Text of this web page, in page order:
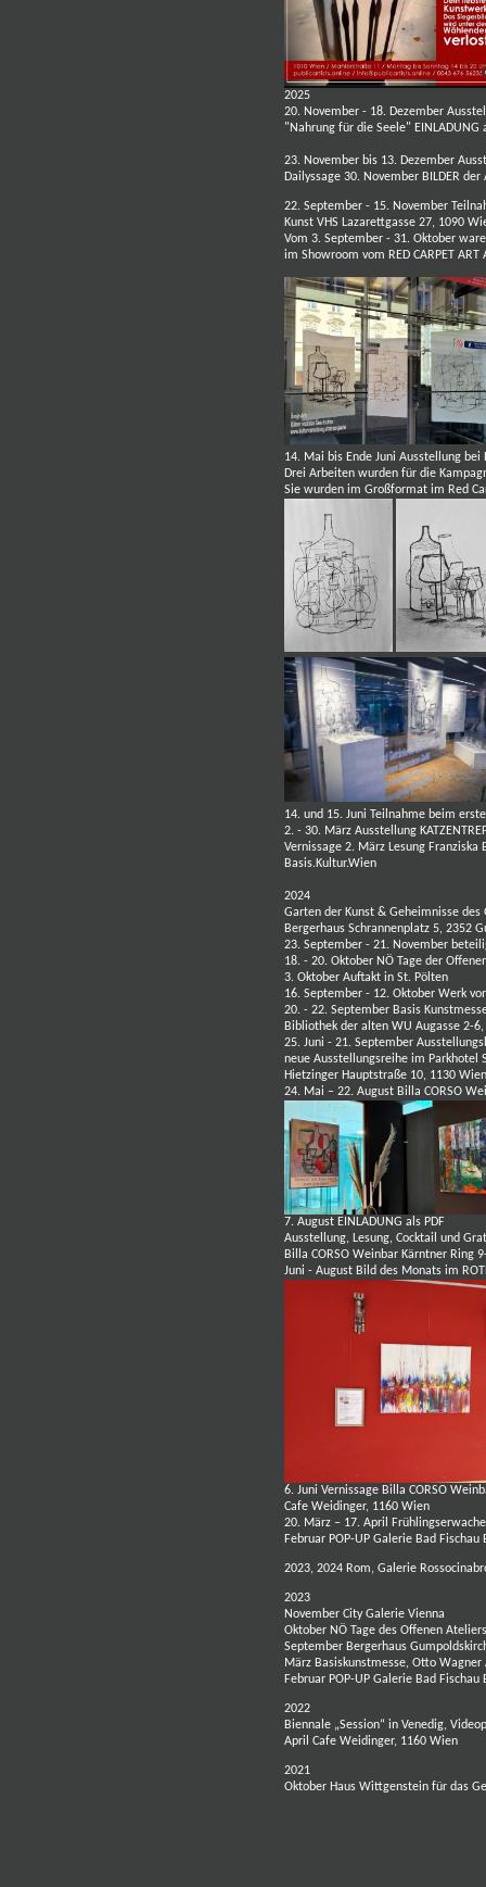
2025
20. November - 18. Dezember
"Nahrung für die Seele" EINLADUNG
23. November bis 13. Dezember
Dailyssage 30. November BILDER der
22. September - 15. November
Kunst VHS Lazarettgasse 27, 1090
Vom 3. September - 31. Oktober
im Showroom vom RED CARPET
14. Mai bis Ende Juni Ausstellung bei
Drei Arbeiten wurden für die
Sie wurden im Großformat im Red
14. und 15. Juni Teilnahme beim
2. - 30. März Ausstellung
Vernissage 2. März Lesung Franziska
Basis.Kultur.Wien
2024
Garten der Kunst & Geheimnisse des
Bergerhaus Schrannenplatz 5, 2352
23. September - 21. November
18. - 20. Oktober NÖ Tage der
3. Oktober Auftakt in St. Pölten
16. September - 12. Oktober Werk
20. - 22. September Basis
Bibliothek der alten WU Augasse 2-
25. Juni - 21. September
neue Ausstellungsreihe im Parkhotel
Hietzinger Hauptstraße 10, 1130
24. Mai – 22. August Billa CORSO
7. August EINLADUNG als PDF
Ausstellung, Lesung, Cocktail und
Billa CORSO Weinbar Kärntner Ring
Juni - August Bild des Monats im
6. Juni Vernissage Billa CORSO
Cafe Weidinger, 1160 Wien
20. März – 17. April
Februar POP-UP Galerie Bad Fischau
2023, 2024 Rom, Galerie
2023
November City Galerie Vienna
Oktober NÖ Tage des Offenen
September Bergerhaus
März Basiskunstmesse, Otto Wagner
Februar POP-UP Galerie Bad Fischau
2022
Biennale „Session“ in Venedig,
April Cafe Weidinger, 1160 Wien
2021
Oktober Haus Wittgenstein für das